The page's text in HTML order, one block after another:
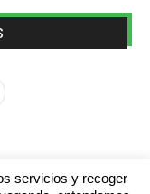
servicios y recoger